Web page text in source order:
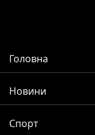
Головна
Новини
Спорт